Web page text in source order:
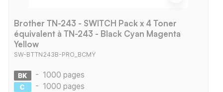
Brother TN-243 - SWITCH Pack x 4 Toner
équivalent à TN-243 - Black Cyan Magenta
Yellow
SW-BTTN243B-PRO_BCMY
- 1000 pages
- 1000 pages